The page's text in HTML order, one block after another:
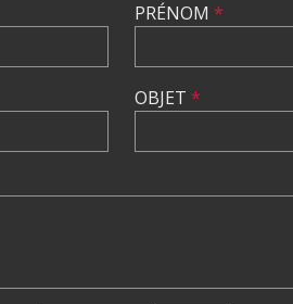
PRÉNOM *
OBJET *